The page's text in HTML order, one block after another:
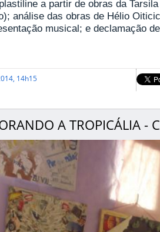
a partir de obras da
análise das obras de Hélio
musical; e declamação
14h15
A TROPICÁLIA -